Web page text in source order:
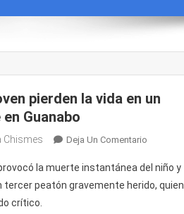
pierden la vida en un
Guanabo
Chismes Deja Un Comentario
De
8
la muerte instantánea del niño y
tercer peatón gravemente herido, quien
crítico.